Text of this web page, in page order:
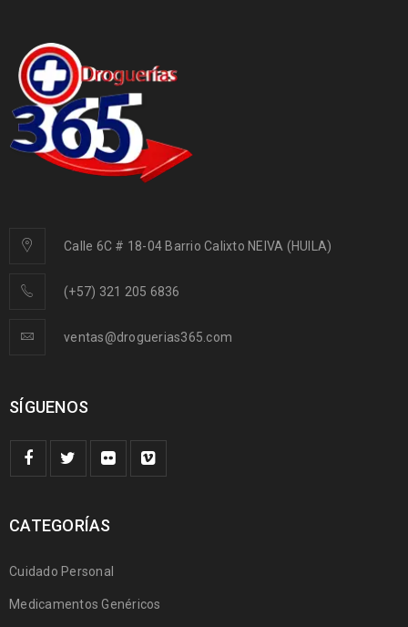
Calle 6C # 18-04 Barrio Calixto NEIVA (HUILA)
(+57) 321 205 6836
ventas@droguerias365.com
SÍGUENOS
CATEGORÍAS
Cuidado Personal
Medicamentos Genéricos